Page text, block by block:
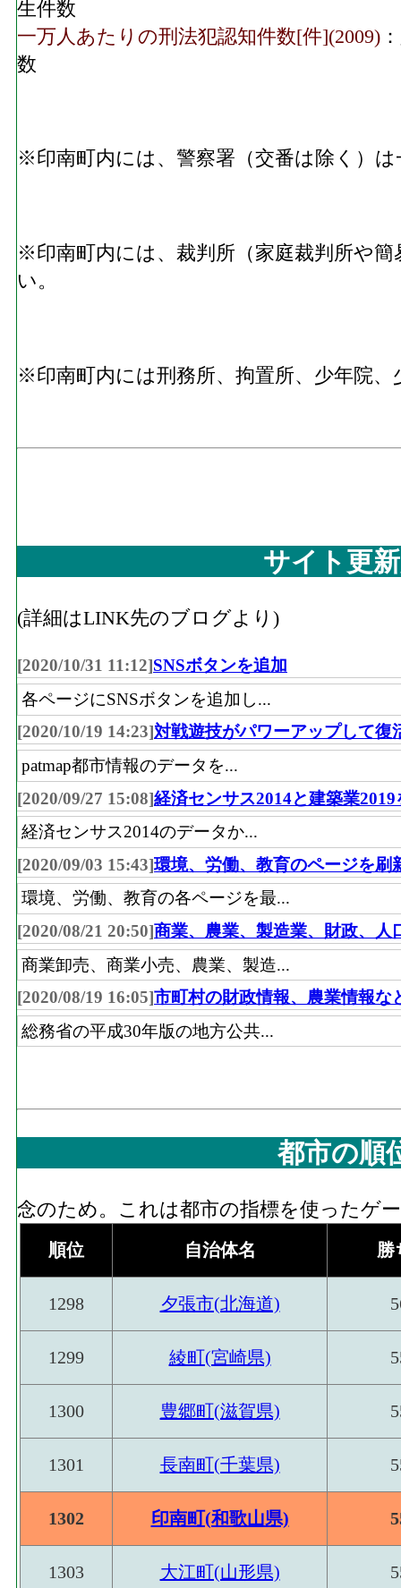
生件数
一万人あたりの刑法犯認知件数[件](2009)
数
※印南町内には、警察署（交番は除く）
※印南町内には、裁判所（家庭裁判所や
い。
※印南町内には刑務所、拘置所、少年院
サイト更
(詳細はLINK先のブログより)
[2020/10/31 11:12]SNSボタンを追加
各ページにSNSボタンを追加し...
[2020/10/19 14:23]対戦遊技がパワーアップして復
patmap都市情報のデータを...
[2020/09/27 15:08]経済センサス2014と建築業2019
経済センサス2014のデータか...
[2020/09/03 15:43]環境、労働、教育のページを刷
環境、労働、教育の各ページを最...
[2020/08/21 20:50]商業、農業、製造業、財政、人
商業卸売、商業小売、農業、製造...
[2020/08/19 16:05]市町村の財政情報、農業情報な
総務省の平成30年版の地方公共...
都市の順
念のため。これは都市の指標を使ったゲ
順位 自治体名 勝
1298 夕張市(北海道)
1299 綾町(宮崎県)
1300 豊郷町(滋賀県)
1301 長南町(千葉県)
1302 印南町(和歌山県)
1303 大江町(山形県)